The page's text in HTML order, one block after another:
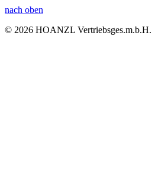
nach oben
© 2026 HOANZL Vertriebsges.m.b.H.